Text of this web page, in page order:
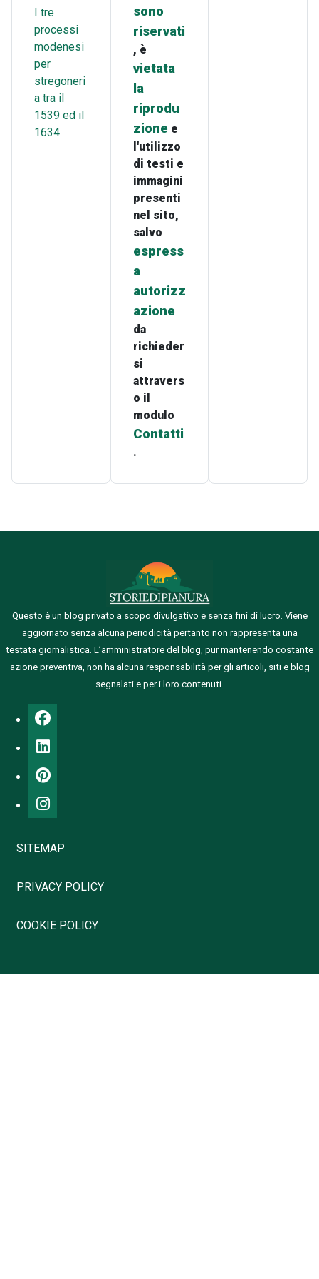
I tre
processi
modenesi
per
stregoneri
a tra il
1539 ed il
1634
sono
riservati
, è
vietata
la
riprodu
zione e
l'utilizzo
di testi e
immagini
presenti
nel sito,
salvo
espress
a
autorizz
azione
da
richieder
si
attravers
o il
modulo
Contatti
.
Questo è un blog privato a scopo divulgativo e senza fini di lucro. Viene
aggiornato senza alcuna periodicità pertanto non rappresenta una
testata giornalistica. L’amministratore del blog, pur mantenendo costante
azione preventiva, non ha alcuna responsabilità per gli articoli, siti e blog
segnalati e per i loro contenuti.
SITEMAP
PRIVACY POLICY
COOKIE POLICY